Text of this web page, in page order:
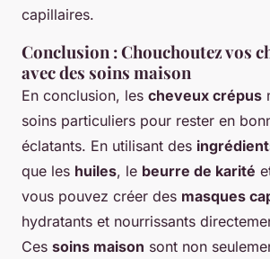
capillaires.
Conclusion : Chouchoutez vos
avec des soins maison
En conclusion, les cheveux crépus
soins particuliers pour rester en
éclatants. En utilisant des
que les huiles, le beurre de karité
vous pouvez créer des masques
hydratants et nourrissants
Ces soins maison sont non